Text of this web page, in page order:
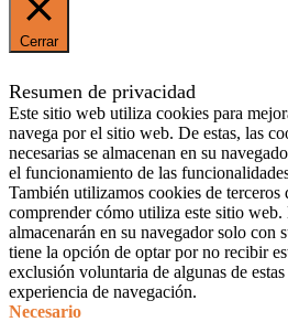
Cerrar
Resumen de privacidad
Este sitio web utiliza cookies para
navega por el sitio web. De estas, las
necesarias se almacenan en su
el funcionamiento de las
También utilizamos cookies de terceros
comprender cómo utiliza este sitio web.
almacenarán en su navegador solo con
tiene la opción de optar por no recibir
exclusión voluntaria de algunas de
experiencia de navegación.
Necesario